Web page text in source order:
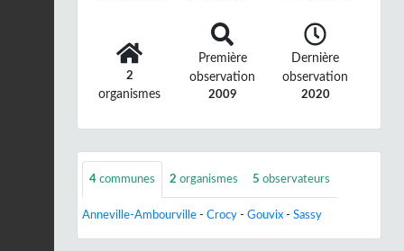
2
organismes
Première
observation
2009
Dernière
observation
2020
4 communes 2 organismes 5 observateurs
Anneville-Ambourville - Crocy - Gouvix - Sassy